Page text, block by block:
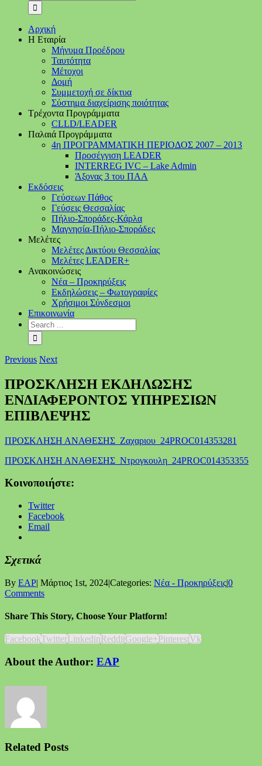
Αρχική
Η Εταιρία
Μήνυμα Προέδρου
Ταυτότητα
Μέτοχοι
Δομή
Συμμετοχή σε δίκτυα
Σύστημα διαχείρισης ποιότητας
Τρέχοντα Προγράμματα
CLLD/LEADER
Παλαιά Προγράμματα
4η ΠΡΟΓΡΑΜΜΑΤΙΚΗ ΠΕΡΙΟΔΟΣ 2007 – 2013
Προσέγγιση LEADER
INTERREG IVC – Lake Admin
Άξονας 3 του ΠΑΑ
Εκδόσεις
Γεύσεων Πάθος
Γεύσεις Θεσσαλίας
Πήλιο-Σποράδες-Κάρλα
Μαγνησία-Πήλιο-Σποράδες
Μελέτες
Μελέτες Δικτύου Θεσσαλίας
Μελέτες LEADER+
Ανακοινώσεις
Νέα – Προκηρύξεις
Εκδηλώσεις – Φωτογραφίες
Χρήσιμοι Σύνδεσμοι
Επικοινωνία
Previous Next
ΠΡΟΣΚΛΗΣΗ ΕΚΔΗΛΩΣΗΣ
ΕΝΔΙΑΦΕΡΟΝΤΟΣ ΥΠΗΡΕΣΙΩΝ
ΕΠΙΒΛΕΨΗΣ
ΠΡΟΣΚΛΗΣΗ ΑΝΑΘΕΣΗΣ_Ζαχαριου_24PROC014353281
ΠΡΟΣΚΛΗΣΗ ΑΝΑΘΕΣΗΣ_Ντρογκουλη_24PROC014353355
Κοινοποιήστε:
Twitter
Facebook
Email
Σχετικά
By EAP| Μάρτιος 1st, 2024|Categories: Νέα - Προκηρύξεις|0
Comments
Share This Story, Choose Your Platform!
FacebookTwitterLinkedinRedditGoogle+PinterestVk
About the Author: EAP
Related Posts